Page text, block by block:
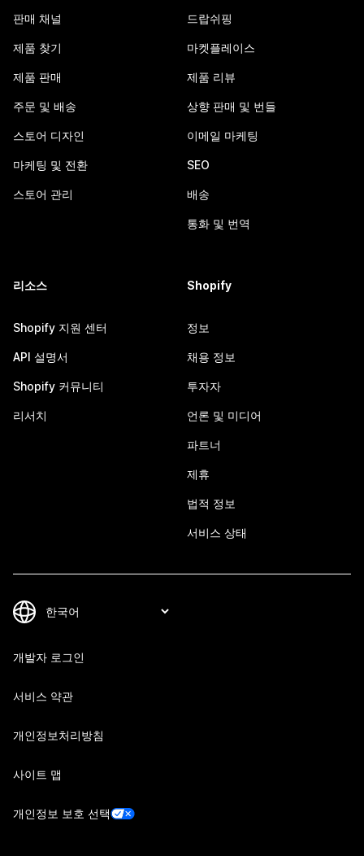
판매 채널
제품 찾기
제품 판매
주문 및 배송
스토어 디자인
마케팅 및 전환
스토어 관리
드랍쉬핑
마켓플레이스
제품 리뷰
상향 판매 및 번들
이메일 마케팅
SEO
배송
통화 및 번역
리소스
Shopify 지원 센터
API 설명서
Shopify 커뮤니티
리서치
Shopify
정보
채용 정보
투자자
언론 및 미디어
파트너
제휴
법적 정보
서비스 상태
개발자 로그인
서비스 약관
개인정보처리방침
사이트 맵
개인정보 보호 선택